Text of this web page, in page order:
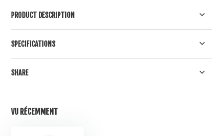
PRODUCT DESCRIPTION
SPECIFICATIONS
SHARE
VU RÉCEMMENT